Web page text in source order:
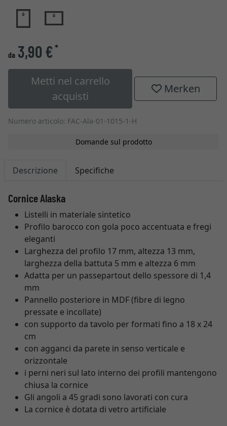
da 3,90 €*
Metti nel carrello
acquisti
Merken
Numero articolo: FAC-Ala-01-1015-1-H
Domande sul prodotto
Descrizione Specifiche
Cornice Alaska
Listelli in materiale sintetico
Profilo barocco con gola poco accentuata e fregi
eleganti
Larghezza del profilo 17 mm, altezza 13 mm,
larghezza della battuta 5 mm e altezza 6 mm
Adatta per un passepartout dello spessore di 1,4
mm
Pannello posteriore in MDF (fibre di legno
pressate e incollate)
con supporto da tavolo per formati fino a 18 x 24
cm
con agganci da parete in senso verticale e
orizzontale
i perni neri sul lato interno dei profili mantengono
chiusa la cornice
Gli angoli a 45 gradi sono lavorati con cura
La cornice è dotata di vetro artificiale